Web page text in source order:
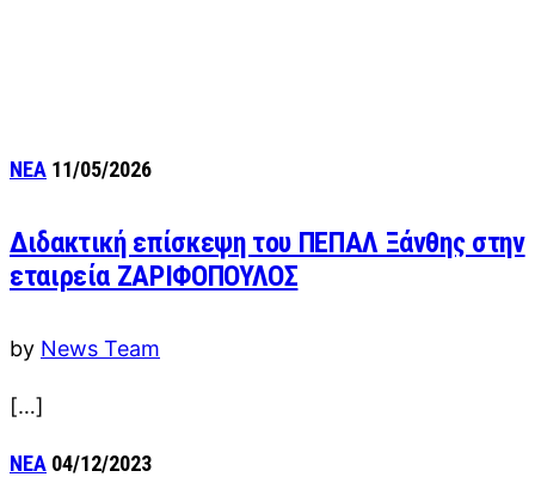
ΝΕΑ 11/05/2026
Διδακτική επίσκεψη του ΠΕΠΑΛ Ξάνθης στην
εταιρεία ΖΑΡΙΦΟΠΟΥΛΟΣ
by News Team
[…]
ΝΕΑ 04/12/2023